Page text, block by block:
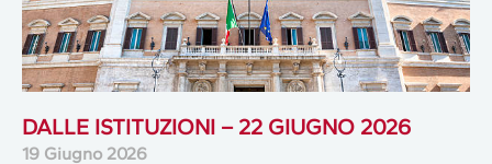
DALLE ISTITUZIONI – 22 GIUGNO 2026
19 Giugno 2026